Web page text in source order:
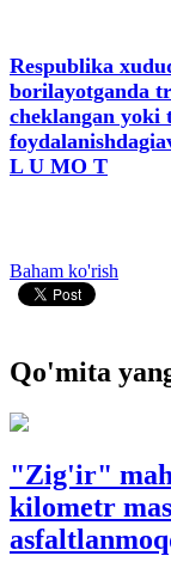
Respublika
borilayotganda
cheklangan yoki
L U MO T
Baham ko'rish
Qo'mita
"Zig'ir"
kilometr